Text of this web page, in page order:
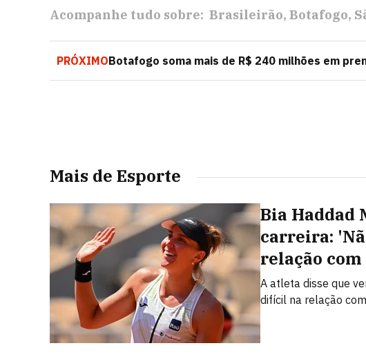
Acompanhe tudo sobre: Brasileirão Botafogo
PRÓXIMOBotafogo soma mais de R$ 240 milhões em
Mais de Esporte
Bia Haddad
carreira:
relação
A atleta disse que
difícil na relação